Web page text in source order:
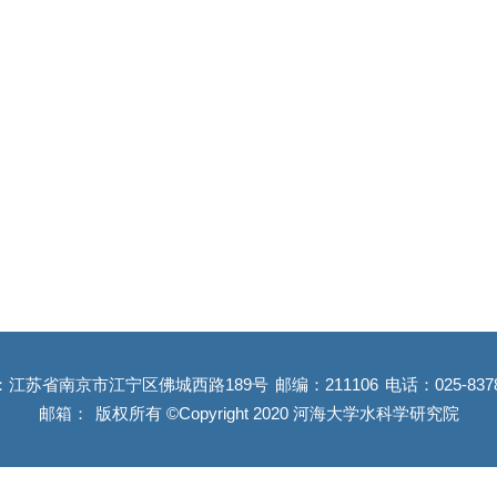
江苏省南京市江宁区佛城西路189号 邮编：211106 电话：025-
邮箱：
版权所有 ©Copyright 2020 河海大学水科学研究院